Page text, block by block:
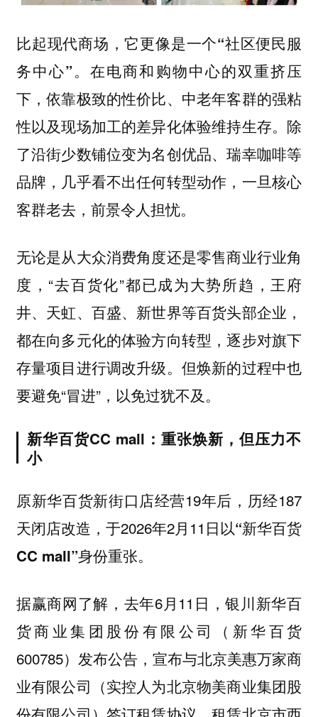
比起现代商场，它更像是一个“社区便民服
务中心”。在电商和购物中心的双重挤压
下，依靠极致的性价比、中老年客群的强粘
性以及现场加工的差异化体验维持生存。除
了沿街少数铺位变为名创优品、瑞幸咖啡等
品牌，几乎看不出任何转型动作，一旦核心
客群老去，前景令人担忧。
无论是从大众消费角度还是零售商业行业角
度，“去百货化”都已成为大势所趋，王府
井、天虹、百盛、新世界等百货头部企业，
都在向多元化的体验方向转型，逐步对旗下
存量项目进行调改升级。但焕新的过程中也
要避免“冒进”，以免过犹不及。
新华百货CC mall：重张焕新，但压力不
小
原新华百货新街口店经营19年后，历经187
天闭店改造，于2026年2月11日以“新华百货
CC mall”身份重张。
据赢商网了解，去年6月11日，银川新华百
货商业集团股份有限公司（新华百货
600785）发布公告，宣布与北京美惠万家商
业有限公司（实控人为北京物美商业集团股